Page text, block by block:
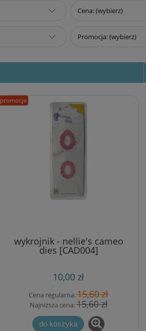
Cena: (wybierz)
Promocja: (wybierz)
wykrojnik - nellie's cameo
dies [CAD004]
10,00 zł
Cena regularna:15,60 zł
Najniższa cena:15,60 zł
do koszyka
promocja